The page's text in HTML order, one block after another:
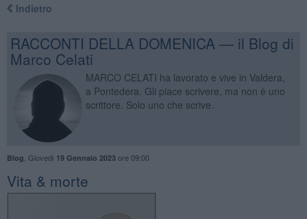
Indietro
RACCONTI DELLA DOMENICA — il Blog di
Marco Celati
MARCO CELATI ha lavorato e vive in Valdera,
a Pontedera. Gli piace scrivere, ma non è uno
scrittore. Solo uno che scrive.
Blog Giovedì 19 Gennaio 2023ore 09:00
Vita & morte